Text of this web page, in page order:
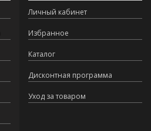
Личный кабинет
Избранное
Каталог
Дисконтная программа
Уход за товаром